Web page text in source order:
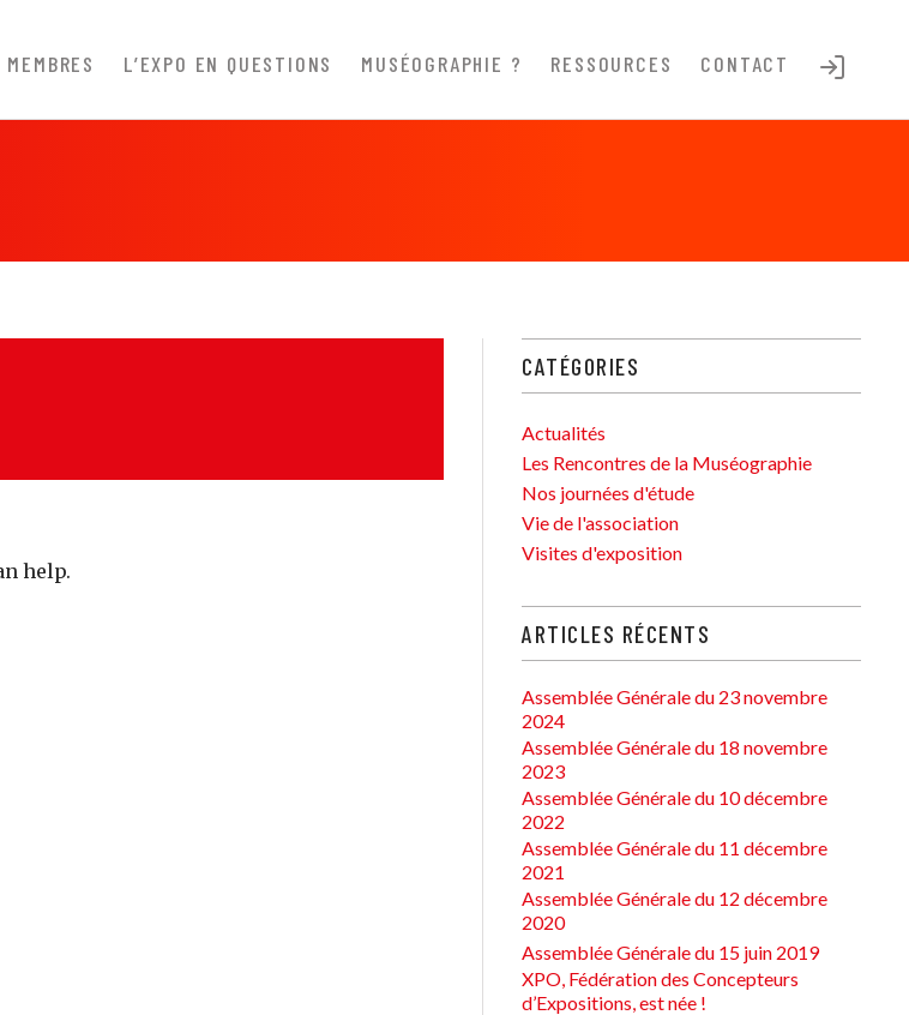
L’EXPO EN QUESTIONS MUSÉOGRAPHIE ? RESSOURCES CONTACT
help.
CATÉGORIES
Actualités
Les Rencontres de la Muséographie
Nos journées d'étude
Vie de l'association
Visites d'exposition
ARTICLES RÉCENTS
Assemblée Générale du 23 novembre
2024
Assemblée Générale du 18 novembre
2023
Assemblée Générale du 10 décembre
2022
Assemblée Générale du 11 décembre
2021
Assemblée Générale du 12 décembre
2020
Assemblée Générale du 15 juin 2019
XPO, Fédération des Concepteurs
d’Expositions, est née !